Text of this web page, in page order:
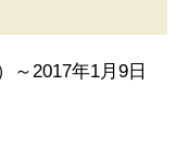
～2017年1月9日